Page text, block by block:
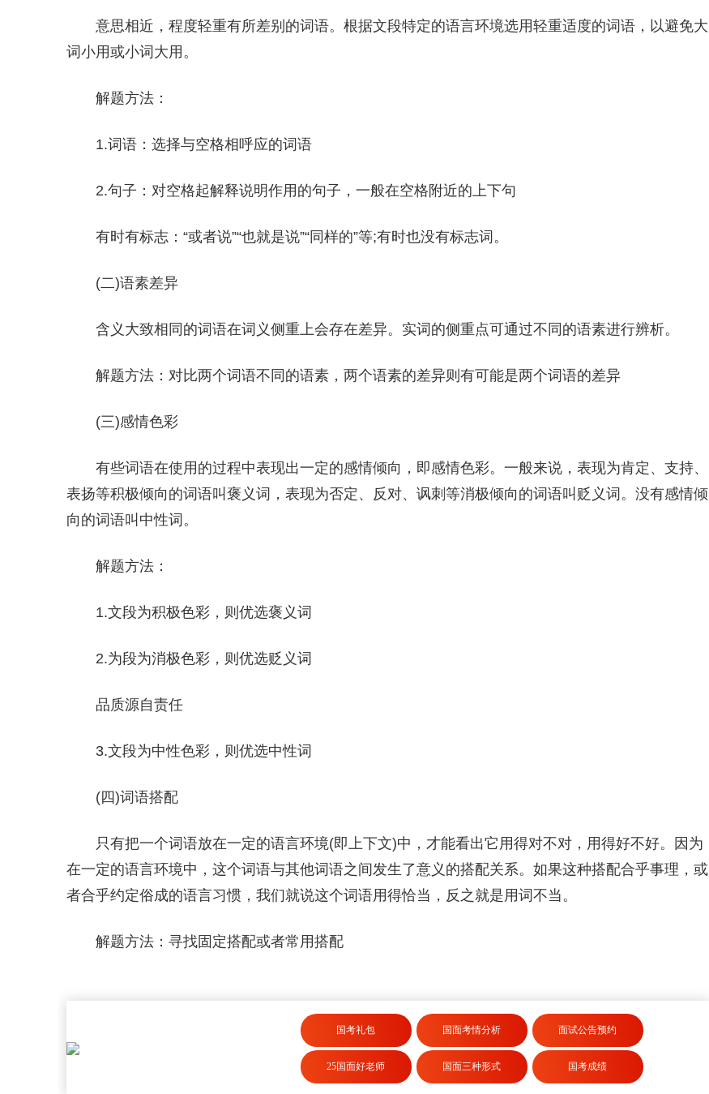
意思相近，程度轻重有所差别的词语。根据文段特定的语言环境选用轻重适度的词语，以避免大
词小用或小词大用。
解题方法：
1.词语：选择与空格相呼应的词语
2.句子：对空格起解释说明作用的句子，一般在空格附近的上下句
有时有标志：“或者说”“也就是说”“同样的”等;有时也没有标志词。
(二)语素差异
含义大致相同的词语在词义侧重上会存在差异。实词的侧重点可通过不同的语素进行辨析。
解题方法：对比两个词语不同的语素，两个语素的差异则有可能是两个词语的差异
(三)感情色彩
有些词语在使用的过程中表现出一定的感情倾向，即感情色彩。一般来说，表现为肯定、支持、
表扬等积极倾向的词语叫褒义词，表现为否定、反对、讽刺等消极倾向的词语叫贬义词。没有感情倾
向的词语叫中性词。
解题方法：
1.文段为积极色彩，则优选褒义词
2.为段为消极色彩，则优选贬义词
品质源自责任
3.文段为中性色彩，则优选中性词
(四)词语搭配
只有把一个词语放在一定的语言环境(即上下文)中，才能看出它用得对不对，用得好不好。因为
在一定的语言环境中，这个词语与其他词语之间发生了意义的搭配关系。如果这种搭配合乎事理，或
者合乎约定俗成的语言习惯，我们就说这个词语用得恰当，反之就是用词不当。
解题方法：寻找固定搭配或者常用搭配
国考礼包 国面考情分析 面试公告预约
25国面好老师 国面三种形式 国考成绩